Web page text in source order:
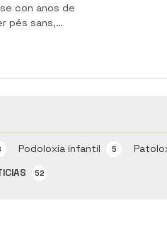
52
Podoloxía infantil 5
con anos de
pés sans,
requiran dun
e previr a